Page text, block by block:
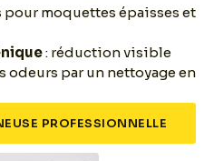
moquettes épaisses et
: réduction visible
odeurs par un nettoyage en
PROFESSIONNELLE